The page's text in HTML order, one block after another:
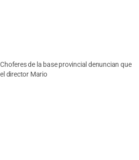
Choferes de la base provincial denuncian que
el director Mario